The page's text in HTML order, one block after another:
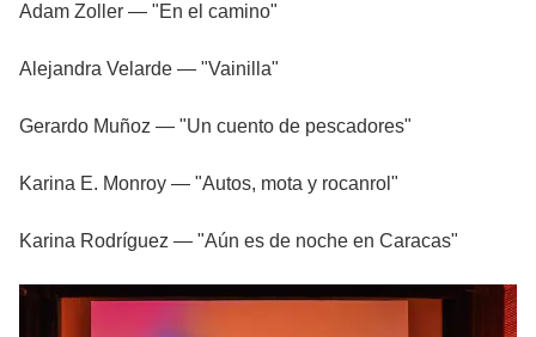
Adam Zoller — "En el camino"
Alejandra Velarde — "Vainilla"
Gerardo Muñoz — "Un cuento de pescadores"
Karina E. Monroy — "Autos, mota y rocanrol"
Karina Rodríguez — "Aún es de noche en Caracas"